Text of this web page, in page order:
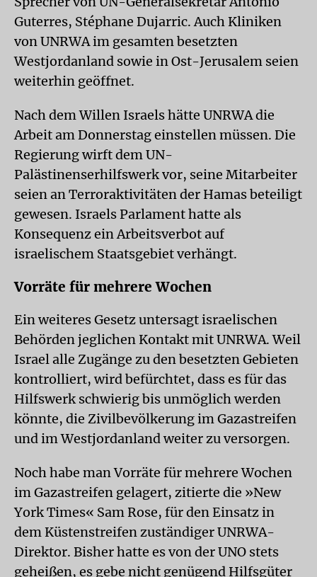
Guterres, Stéphane Dujarric. Auch Kliniken
von UNRWA im gesamten besetzten
Westjordanland sowie in Ost-Jerusalem seien
weiterhin geöffnet.
Nach dem Willen Israels hätte UNRWA die
Arbeit am Donnerstag einstellen müssen. Die
Regierung wirft dem UN-
Palästinenserhilfswerk vor, seine Mitarbeiter
seien an Terroraktivitäten der Hamas beteiligt
gewesen. Israels Parlament hatte als
Konsequenz ein Arbeitsverbot auf
israelischem Staatsgebiet verhängt.
Vorräte für mehrere Wochen
Ein weiteres Gesetz untersagt israelischen
Behörden jeglichen Kontakt mit UNRWA. Weil
Israel alle Zugänge zu den besetzten Gebieten
kontrolliert, wird befürchtet, dass es für das
Hilfswerk schwierig bis unmöglich werden
könnte, die Zivilbevölkerung im Gazastreifen
und im Westjordanland weiter zu versorgen.
Noch habe man Vorräte für mehrere Wochen
im Gazastreifen gelagert, zitierte die »New
York Times« Sam Rose, für den Einsatz in
dem Küstenstreifen zuständiger UNRWA-
Direktor. Bisher hatte es von der UNO stets
geheißen, es gebe nicht genügend Hilfsgüter